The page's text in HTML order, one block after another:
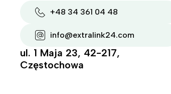
+48 34 361 04 48
info@extralink24.com
ul. 1 Maja 23, 42-217,
Częstochowa